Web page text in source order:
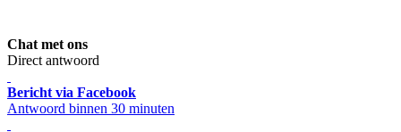
Chat met ons
Direct antwoord
Bericht via Facebook
Antwoord binnen 30 minuten